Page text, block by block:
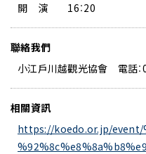
開 演 16：20
聯絡我們
小江戶川越觀光協會 電話
相關資訊
https://koedo.or.jp/event/